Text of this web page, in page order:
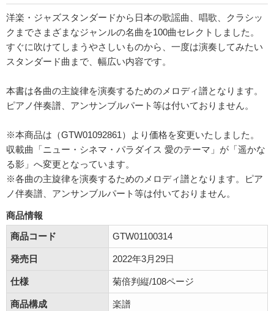
洋楽・ジャズスタンダードから日本の歌謡曲、唱歌、クラシッ
クまでさまざまなジャンルの名曲を100曲セレクトしました。
すぐに吹けてしまうやさしいものから、一度は演奏してみたい
スタンダード曲まで、幅広い内容です。
本書は各曲の主旋律を演奏するためのメロディ譜となります。
ピアノ伴奏譜、アンサンブルパート等は付いておりません。
※本商品は（GTW01092861）より価格を変更いたしました。
収載曲「ニュー・シネマ・パラダイス 愛のテーマ」が「遥かな
る影」へ変更となっています。
※各曲の主旋律を演奏するためのメロディ譜となります。ピア
ノ伴奏譜、アンサンブルパート等は付いておりません。
商品情報
商品コード
GTW01100314
発売日 2022年3月29日
仕様 菊倍判縦/108ページ
商品構成 楽譜